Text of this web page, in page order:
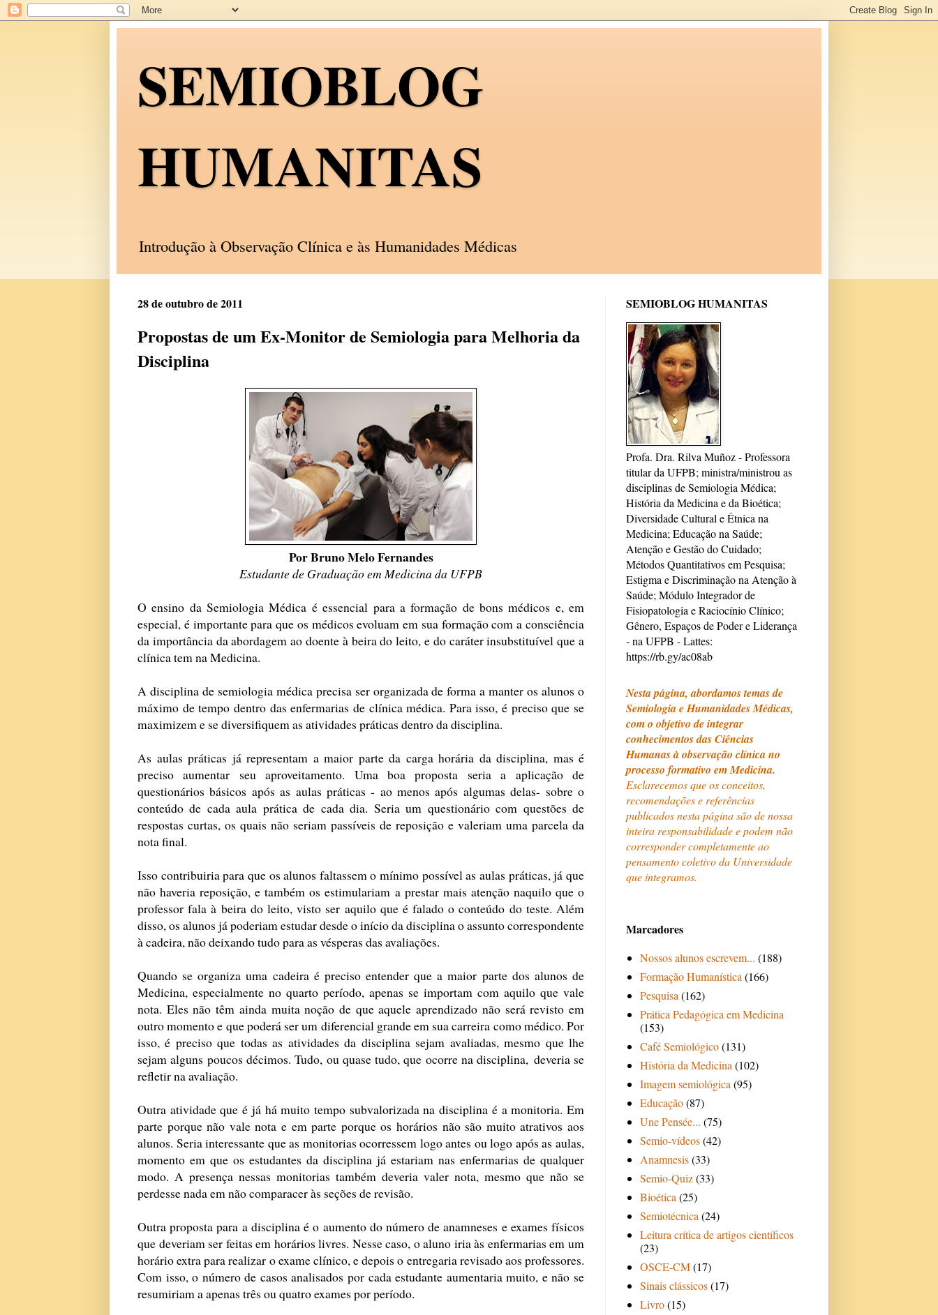
SEMIOBLOG
HUMANITAS
Introdução à Observação Clínica e às Humanidades Médicas
28 de outubro de 2011
Propostas de um Ex-Monitor de Semiologia para Melhoria da
Disciplina
Por Bruno Melo Fernandes
Estudante de Graduação em Medicina da UFPB
O ensino da Semiologia Médica é essencial para a formação de bons médicos e, em
especial, é importante para que os médicos evoluam em sua formação com a consciência
da importância da abordagem ao doente à beira do leito, e do caráter insubstituível que a
clínica tem na Medicina.
A disciplina de semiologia médica precisa ser organizada de forma a manter os alunos o
máximo de tempo dentro das enfermarias de clínica médica. Para isso, é preciso que se
maximizem e se diversifiquem as atividades práticas dentro da disciplina.
As aulas práticas já representam a maior parte da carga horária da disciplina, mas é
preciso aumentar seu aproveitamento. Uma boa proposta seria a aplicação de
questionários básicos após as aulas práticas - ao menos após algumas delas- sobre o
conteúdo de cada aula prática de cada dia. Seria um questionário com questões de
respostas curtas, os quais não seriam passíveis de reposição e valeriam uma parcela da
nota final.
Isso contribuiria para que os alunos faltassem o mínimo possível as aulas práticas, já que
não haveria reposição, e também os estimulariam a prestar mais atenção naquilo que o
professor fala à beira do leito, visto ser aquilo que é falado o conteúdo do teste. Além
disso, os alunos já poderiam estudar desde o início da disciplina o assunto correspondente
à cadeira, não deixando tudo para as vésperas das avaliações.
Quando se organiza uma cadeira é preciso entender que a maior parte dos alunos de
Medicina, especialmente no quarto período, apenas se importam com aquilo que vale
nota. Eles não têm ainda muita noção de que aquele aprendizado não será revisto em
outro momento e que poderá ser um diferencial grande em sua carreira como médico. Por
isso, é preciso que todas as atividades da disciplina sejam avaliadas, mesmo que lhe
sejam alguns poucos décimos. Tudo, ou quase tudo, que ocorre na disciplina, deveria se
refletir na avaliação.
Outra atividade que é já há muito tempo subvalorizada na disciplina é a monitoria. Em
parte porque não vale nota e em parte porque os horários não são muito atrativos aos
alunos. Seria interessante que as monitorias ocorressem logo antes ou logo após as aulas,
momento em que os estudantes da disciplina já estariam nas enfermarias de qualquer
modo. A presença nessas monitorias também deveria valer nota, mesmo que não se
perdesse nada em não comparacer às seções de revisão.
Outra proposta para a disciplina é o aumento do número de anamneses e exames físicos
que deveriam ser feitas em horários livres. Nesse caso, o aluno iria às enfermarias em um
horário extra para realizar o exame clínico, e depois o entregaria revisado aos professores.
Com isso, o número de casos analisados por cada estudante aumentaria muito, e não se
resumiriam a apenas três ou quatro exames por período.
SEMIOBLOG HUMANITAS
Profa. Dra. Rilva Muñoz - Professora
titular da UFPB; ministra/ministrou as
disciplinas de Semiologia Médica;
História da Medicina e da Bioética;
Diversidade Cultural e Étnica na
Medicina; Educação na Saúde;
Atenção e Gestão do Cuidado;
Métodos Quantitativos em Pesquisa;
Estigma e Discriminação na Atenção à
Saúde; Módulo Integrador de
Fisiopatologia e Raciocínio Clínico;
Gênero, Espaços de Poder e Liderança
- na UFPB - Lattes:
https://rb.gy/ac08ab
Nesta página, abordamos temas de
Semiologia e Humanidades Médicas,
com o objetivo de integrar
conhecimentos das Ciências
Humanas à observação clínica no
processo formativo em Medicina.
Esclarecemos que os conceitos,
recomendações e referências
publicados nesta página são de nossa
inteira responsabilidade e podem não
corresponder completamente ao
pensamento coletivo da Universidade
que integramos.
Marcadores
Nossos alunos escrevem... (188)
Formação Humanística (166)
Pesquisa (162)
Prática Pedagógica em Medicina
(153)
Café Semiológico(131)
História da Medicina (102)
Imagem semiológica (95)
Educação(87)
Une Pensée... (75)
Semio-vídeos(42)
Anamnesis(33)
Semio-Quiz(33)
Bioética (25)
Semiotécnica (24)
Leitura crítica de artigos científicos
(23)
OSCE-CM(17)
Sinais clássicos(17)
Livro(15)